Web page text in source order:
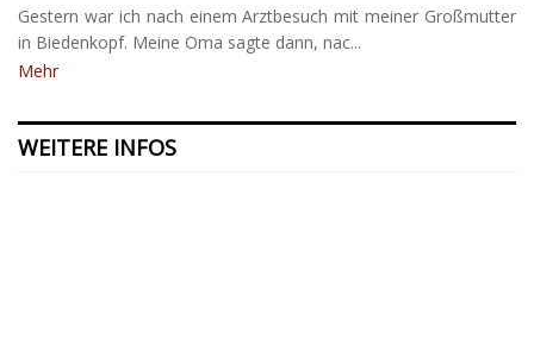
Gestern war ich nach einem Arztbesuch mit meiner Großmutter
in Biedenkopf. Meine Oma sagte dann, nac...
Mehr
WEITERE INFOS